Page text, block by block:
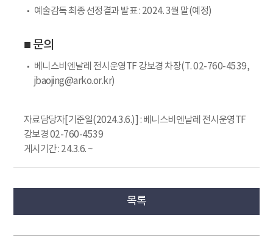
예술감독 최종 선정결과 발표 : 2024. 3월 말(예정)
■ 문의
베니스비엔날레 전시운영TF 강보경 차장(T. 02-760-4539,
jbaojing@arko.or.kr)
자료담당자[기준일(2024.3.6.)] : 베니스비엔날레 전시운영TF
강보경 02-760-4539
게시기간 : 24.3.6. ~
목록